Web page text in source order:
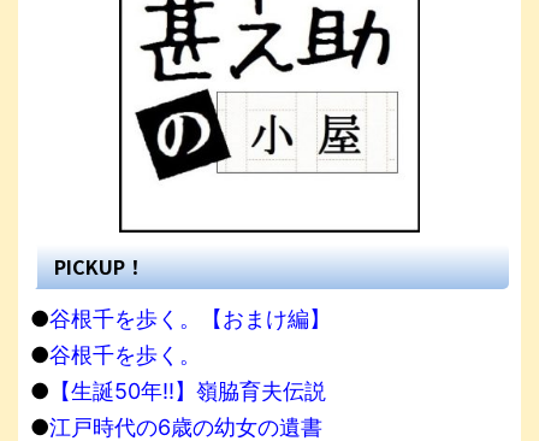
PICKUP！
●谷根千を歩く。【おまけ編】
●谷根千を歩く。
● 【生誕50年!!】嶺脇育夫伝説
●江戸時代の6歳の幼女の遺書